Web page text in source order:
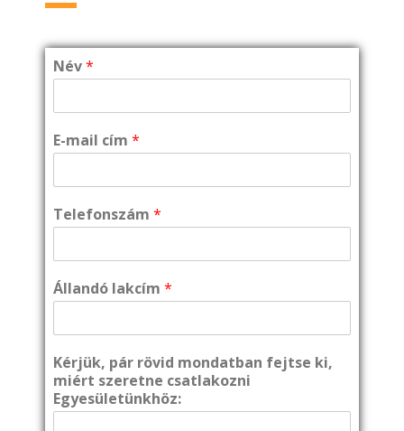
Név*
E-mail cím *
Telefonszám *
Állandó lakcím *
Kérjük, pár rövid mondatban fejtse ki,
miért szeretne csatlakozni
Egyesületünkhöz: